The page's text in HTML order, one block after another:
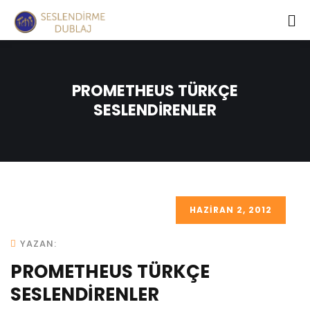
PROMETHEUS TÜRKÇE
SESLENDİRENLER
HAZIRAN 2, 2012
YAZAN:
PROMETHEUS TÜRKÇE
SESLENDİRENLER